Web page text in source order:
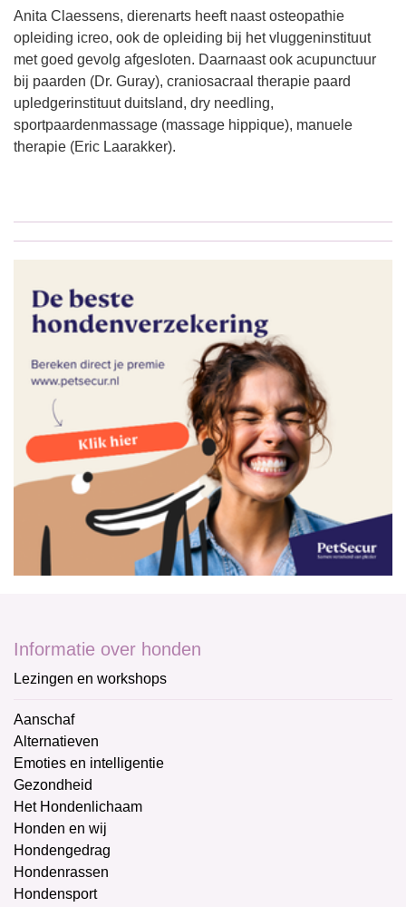
Anita Claessens, dierenarts heeft naast osteopathie
opleiding icreo, ook de opleiding bij het vluggeninstituut
met goed gevolg afgesloten. Daarnaast ook acupunctuur
bij paarden (Dr. Guray), craniosacraal therapie paard
upledgerinstituut duitsland, dry needling,
sportpaardenmassage (massage hippique), manuele
therapie (Eric Laarakker).
Informatie over honden
Lezingen en workshops
Aanschaf
Alternatieven
Emoties en intelligentie
Gezondheid
Het Hondenlichaam
Honden en wij
Hondengedrag
Hondenrassen
Hondensport